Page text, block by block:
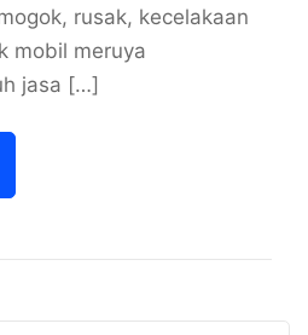
rusak, kecelakaan
mobil meruya
jasa […]